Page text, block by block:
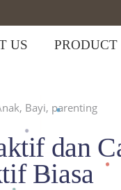
US PRODUCT
, Bayi, parenting
dan
Biasa